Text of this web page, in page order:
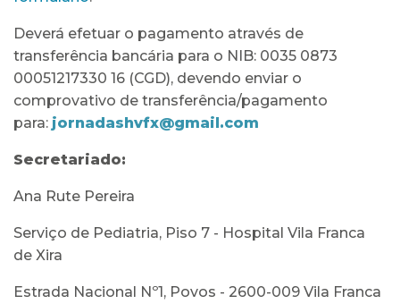
Deverá efetuar o pagamento através de
transferência bancária para o NIB: 0035 0873
00051217330 16 (CGD), devendo enviar o
comprovativo de transferência/pagamento
para: jornadashvfx@gmail.com
Secretariado:
Ana Rute Pereira
Serviço de Pediatria, Piso 7 - Hospital Vila Franca
de Xira
Estrada Nacional Nº1, Povos - 2600-009 Vila Franca